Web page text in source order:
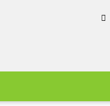
Serwis